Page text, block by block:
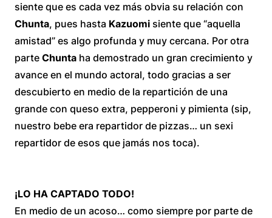
siente que es cada vez más obvia su relación con
Chunta, pues hasta Kazuomi siente que “aquella
amistad” es algo profunda y muy cercana. Por otra
parte Chunta ha demostrado un gran crecimiento y
avance en el mundo actoral, todo gracias a ser
descubierto en medio de la repartición de una
grande con queso extra, pepperoni y pimienta (sip,
nuestro bebe era repartidor de pizzas… un sexi
repartidor de esos que jamás nos toca).
¡LO HA CAPTADO TODO!
En medio de un acoso… como siempre por parte de